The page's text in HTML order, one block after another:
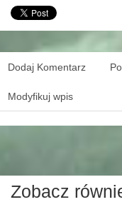
Dodaj Komentarz
Modyfikuj wpis
Zobacz